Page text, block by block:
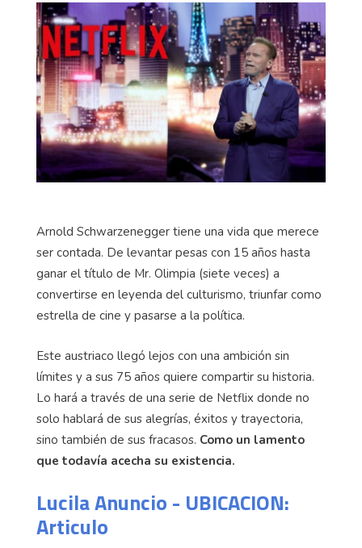
Arnold Schwarzenegger tiene una vida que merece
ser contada. De levantar pesas con 15 años hasta
ganar el título de Mr. Olimpia (siete veces) a
convertirse en leyenda del culturismo, triunfar como
estrella de cine y pasarse a la política.
Este austriaco llegó lejos con una ambición sin
límites y a sus 75 años quiere compartir su historia.
Lo hará a través de una serie de Netflix donde no
solo hablará de sus alegrías, éxitos y trayectoria,
sino también de sus fracasos. Como un lamento
que todavía acecha su existencia.
Lucila Anuncio - UBICACION:
Articulo